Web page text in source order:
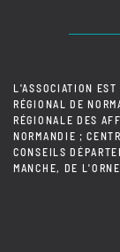
L'ASSOCIATION
RÉGIONAL DE
RÉGIONALE DES
NORMANDIE ;
CONSEILS
MANCHE, DE